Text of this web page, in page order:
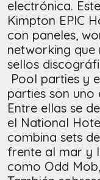
electrónica.
Kimpton EPIC
con paneles,
networking que
sellos
Pool parties y
parties son uno
Entre ellas se
el National
combina sets
frente al mar y
como Odd